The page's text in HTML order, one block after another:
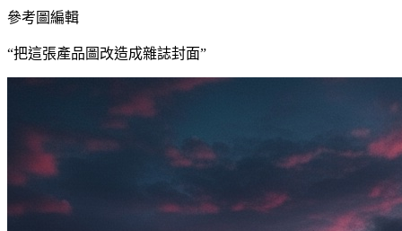
參考圖編輯
“把這張產品圖改造成雜誌封面”